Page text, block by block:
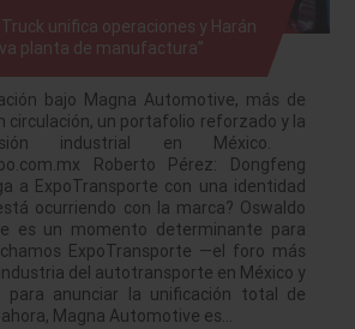
unifica operaciones y Harán
planta de manufactura”
bajo Magna Automotive, más de
circulación, un portafolio reforzado y la
industrial en México.
Roberto Pérez: Dongfeng
a ExpoTransporte con una identidad
ocurriendo con la marca? Oswaldo
es un momento determinante para
ExpoTransporte —el foro más
del autotransporte en México y
para anunciar la unificación total de
Magna Automotive es…